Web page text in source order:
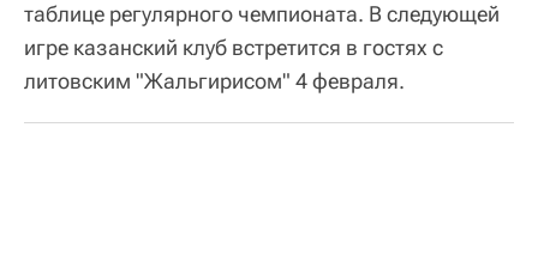
таблице регулярного чемпионата. В следующей
игре казанский клуб встретится в гостях с
литовским "Жальгирисом" 4 февраля.